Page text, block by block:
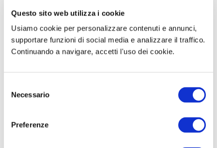
Questo sito web utilizza i cookie
Usiamo cookie per personalizzare contenuti e annunci,
supportare funzioni di social media e analizzare il traffico.
Continuando a navigare, accetti l'uso dei cookie.
Necessario
Preferenze
trovi tutte le risorse per raggiungere i tuoi
obiettivi professionali.
Ricorda disalvare questa pagina nei
in continua evoluzione: restare aggiornati è